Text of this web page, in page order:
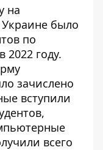
на
было
по
2022 году.
зачислено
вступили
всего